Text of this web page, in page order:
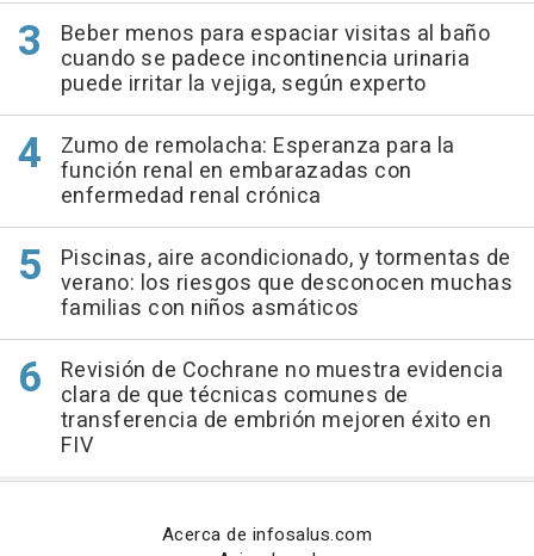
Beber menos para espaciar visitas al baño
cuando se padece incontinencia urinaria
puede irritar la vejiga, según experto
Zumo de remolacha: Esperanza para la
función renal en embarazadas con
enfermedad renal crónica
Piscinas, aire acondicionado, y tormentas de
verano: los riesgos que desconocen muchas
familias con niños asmáticos
Revisión de Cochrane no muestra evidencia
clara de que técnicas comunes de
transferencia de embrión mejoren éxito en
FIV
Acerca de infosalus.com